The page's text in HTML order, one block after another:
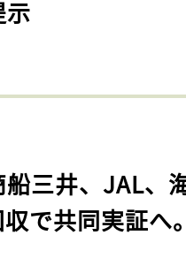
示
船三井、JAL、
で共同実証へ